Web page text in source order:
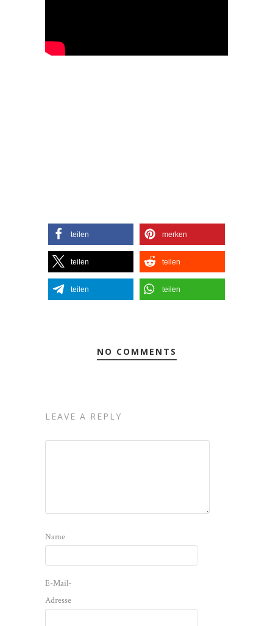
teilen merken
teilen teilen
teilen teilen
NO COMMENTS
LEAVE A REPLY
Name
E-Mail-
Adresse